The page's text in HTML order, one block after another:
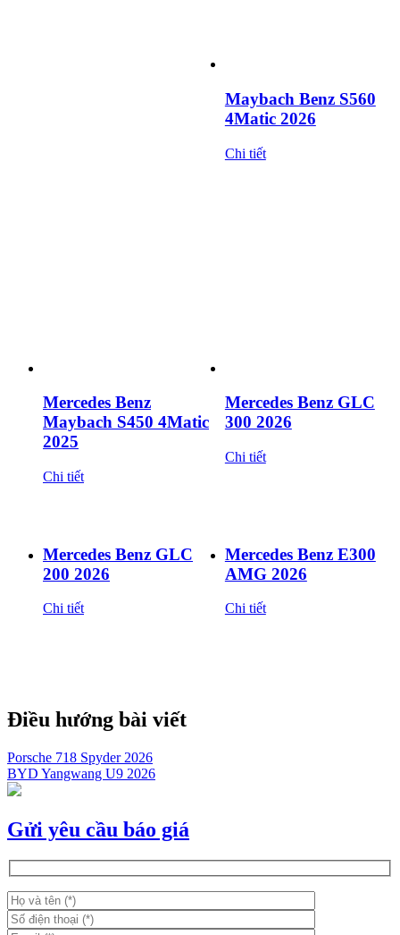
Maybach Benz S560
4Matic 2026
Chi tiết
Mercedes Benz
Maybach S450 4Matic
2025
Chi tiết
Mercedes Benz GLC
300 2026
Chi tiết
Mercedes Benz GLC
200 2026
Chi tiết
Mercedes Benz E300
AMG 2026
Chi tiết
Điều hướng bài viết
Porsche 718 Spyder 2026
BYD Yangwang U9 2026
Gửi yêu cầu báo giá